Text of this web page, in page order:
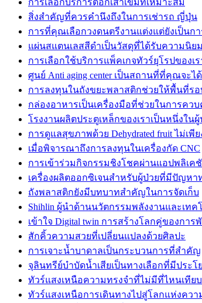
สิ่งสำคัญที่ควรคำนึงถึงในการเช่ารถ ญี่ปุ่น
การที่คุณเลือกวงดนตรีงานแต่งแต่ยังเป็นก
แผ่นสแตนเลสสีดำเป็นวัสดุที่ได้รับความนิย
การเลือกใช้บริการแพ็คเกจทัวร์ยุโรปของเร
ศูนย์ Anti aging center เป็นสถานที่ที่คุณจะ
การลงทุนในถังขยะพลาสติกช่วยให้พื้นที่รอ
กล่องอาหารเป็นเครื่องมือที่ช่วยในการคว
โรงงานผลิตประตูเหล็กของเราเป็นหนึ่งใน
การดูแลสุขภาพด้วย Dehydrated fruit ไม่เพี
เมื่อพิจารณาถึงการลงทุนในเครื่องกัด CNC
การเข้าร่วมกิจกรรมชิงโชคผ่านแอปพลิเค
เครื่องผลิตออกซิเจนสำหรับผู้ป่วยที่มีปัญหา
ถังพลาสติกยังมีบทบาทสำคัญในการจัดเก็บ
Shihlin ผู้นำด้านนวัตกรรมพลังงานและเทค
เข้าใจ Digital twin การสร้างโลกคู่ของกา
สักคิ้วความสวยที่เปลี่ยนแปลงด้วยศิลปะ
การเจาะน้ำบาดาลเป็นกระบวนการที่สำคัญ
จุลินทรีย์บำบัดน้ำเสียเป็นทางเลือกที่มีประ
ทัวร์แสงเหนือความทรงจำที่ไม่มีที่ไหนเทียบ
ทัวร์แสงเหนือการเดินทางไปสู่โลกแห่งควา